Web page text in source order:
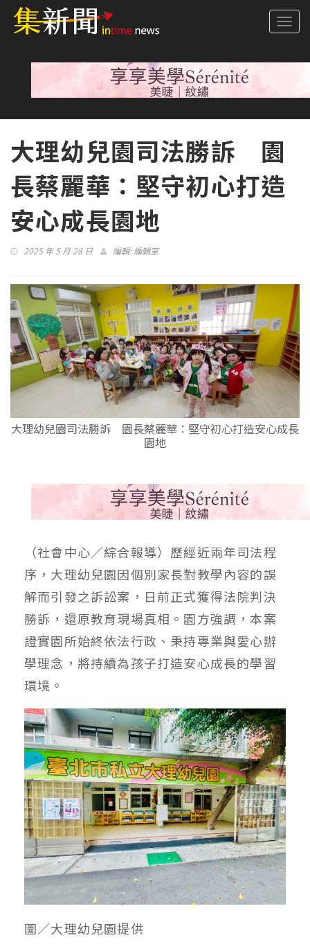
大理幼兒園司法勝訴 園
長蔡麗華：堅守初心打造
安心成長園地
2025 年 5 月 28 日 編輯:編輯室
大理幼兒園司法勝訴 園長蔡麗華：堅守初心打造安心成長
園地
（社會中心／綜合報導）歷經近兩年司法程
序，大理幼兒園因個別家長對教學內容的誤
解而引發之訴訟案，日前正式獲得法院判決
勝訴，還原教育現場真相。園方強調，本案
證實園所始終依法行政、秉持專業與愛心辦
學理念，將持續為孩子打造安心成長的學習
環境。
圖／大理幼兒園提供